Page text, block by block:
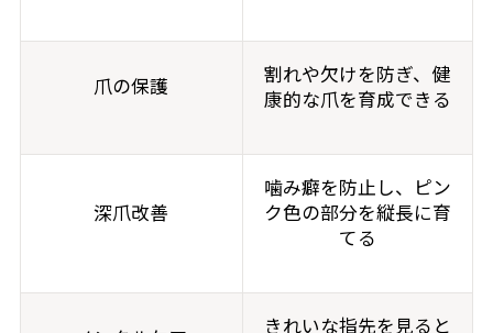
爪の保護
割れや欠けを防ぎ、健
康的な爪を育成できる
深爪改善
噛み癖を防止し、ピン
ク色の部分を縦長に育
てる
きれいな指先を見ると